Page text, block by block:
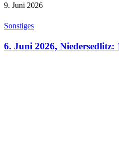
9. Juni 2026
Sonstiges
6. Juni 2026, Niedersedlitz: